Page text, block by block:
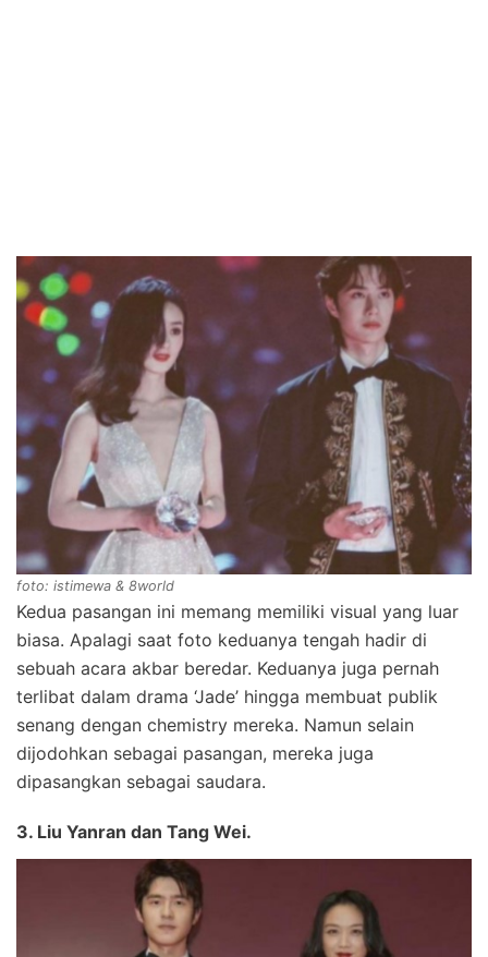
foto: istimewa & 8world
Kedua pasangan ini memang memiliki visual yang luar
biasa. Apalagi saat foto keduanya tengah hadir di
sebuah acara akbar beredar. Keduanya juga pernah
terlibat dalam drama ‘Jade’ hingga membuat publik
senang dengan chemistry mereka. Namun selain
dijodohkan sebagai pasangan, mereka juga
dipasangkan sebagai saudara.
3. Liu Yanran dan Tang Wei.